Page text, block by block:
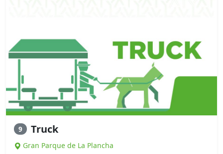
9 Truck
Gran Parque de La Plancha